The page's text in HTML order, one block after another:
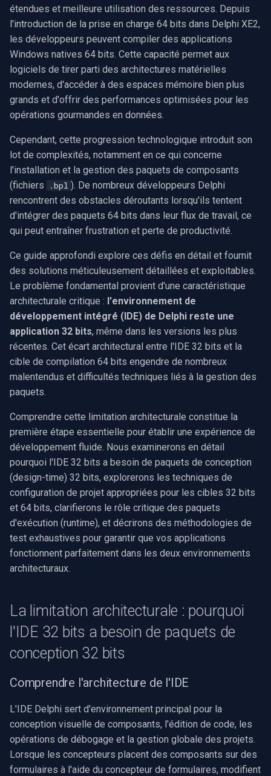
i
o
n
d
e
l
a
r
e
c
h
r
c
h
e
Effets audio
Unity
Utilisation du serveur MCP
Extraits de code
Envoi des journaux
Sources vidéo
Guides
Tutoriels vidéo
Vision par ordinateur
Logiciels tiers
Détection de mouvement
Déploiement
MAUI
Traitement audio
Encodeurs vidéo
Décodeurs vidéo
Encodeurs audio
Visualiseurs audio
Puits
Sorties
Analyseurs
Démultiplexeurs
Serveur RTSP
Compositeur de vidéo en
direct
Pont
Spécial
Decklink
NVIDIA
AMA
OpenCV
Spécifique à Windows
Spécifique à Apple
Video Edit SDK
Video Edit SDK FFmpeg
Déploiement
Configuration requise
Matrice des plateformes
Migration from v15
Journal des modifications
Guides des marques de
Ubiquiti
Foscam
TP-Link
Vivotek
Panasonic / i-PRO
Sony
Lorex
D-Link
Honeywell
Pelco
Swann
GeoVision
ACTi
Cisco
Grandstream
FLIR / Teledyne
Milesight
INSTAR
Arecont Vision
JVC
Linksys
LTS
SDK .NET
SDK C++
Mise en œuvre étape par
étape : installation des
paquets de conception 32
bits
Première étape essentielle
: installer les composants
32 bits
Vérification et dépannage
Configuration avancée :
définition des chemins de
bibliothèque du projet pour le
développement bi-plateforme
Configuration des chemins
de recherche du compilateur
Éviter les erreurs courantes
de configuration
Stratégies de gestion des
paquets d'exécution (runtime)
Choisir les approches
d'édition de liens
Processus de configuration
détaillé
Considérations relatives au
déploiement
Méthodologies complètes de
test et de vérification
Interprétation des résultats
Guide de dépannage avancé
Résoudre les problèmes
Travailler avec des paquets
de composants tiers
Bonnes pratiques pour les
Syntonisation radio FM/TV
Réglages matériels
Capture MPEG-2
Diffusion réseau (WMV)
Redimensionner/rogner
Capture d'écran
Sources vidéo/audio
Capture vidéo (AVI)
Capture vidéo (DV)
Capture vidéo (WMV)
Crossbar d'entrée vidéo
Moteur de rendu vidéo
Installation
Filtres source FFmpeg
étendues et meilleure utilisation des ressources. Depuis
l'introduction de la prise en charge 64 bits dans Delphi XE2,
les développeurs peuvent compiler des applications
Windows natives 64 bits. Cette capacité permet aux
logiciels de tirer parti des architectures matérielles
modernes, d'accéder à des espaces mémoire bien plus
grands et d'offrir des performances optimisées pour les
opérations gourmandes en données.
Cependant, cette progression technologique introduit son
lot de complexités, notamment en ce qui concerne
l'installation et la gestion des paquets de composants
(fichiers
.bpl ). De nombreux développeurs Delphi
rencontrent des obstacles déroutants lorsqu'ils tentent
d'intégrer des paquets 64 bits dans leur flux de travail, ce
qui peut entraîner frustration et perte de productivité.
Ce guide approfondi explore ces défis en détail et fournit
des solutions méticuleusement détaillées et exploitables.
Le problème fondamental provient d'une caractéristique
architecturale critique : l'environnement de
développement intégré (IDE) de Delphi reste une
application 32 bits, même dans les versions les plus
récentes. Cet écart architectural entre l'IDE 32 bits et la
cible de compilation 64 bits engendre de nombreux
malentendus et difficultés techniques liés à la gestion des
paquets.
Comprendre cette limitation architecturale constitue la
première étape essentielle pour établir une expérience de
développement fluide. Nous examinerons en détail
pourquoi l'IDE 32 bits a besoin de paquets de conception
(design-time) 32 bits, explorerons les techniques de
configuration de projet appropriées pour les cibles 32 bits
et 64 bits, clarifierons le rôle critique des paquets
d'exécution (runtime), et décrirons des méthodologies de
test exhaustives pour garantir que vos applications
fonctionnent parfaitement dans les deux environnements
architecturaux.
La limitation architecturale : pourquoi
l'IDE 32 bits a besoin de paquets de
conception 32 bits
Comprendre l'architecture de l'IDE
L'IDE Delphi sert d'environnement principal pour la
conception visuelle de composants, l'édition de code, les
opérations de débogage et la gestion globale des projets.
Lorsque les concepteurs placent des composants sur des
formulaires à l'aide du concepteur de formulaires, modifient